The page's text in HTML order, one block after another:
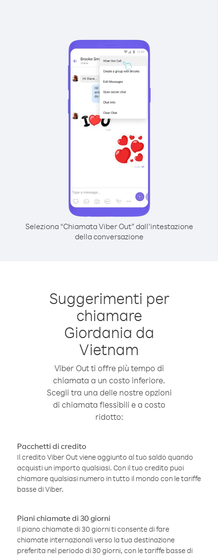
Seleziona “Chiamata Viber Out” dall’intestazione
della conversazione
Suggerimenti per
chiamare
Giordania da
Vietnam
Viber Out ti offre più tempo di
chiamata a un costo inferiore.
Scegli tra una delle nostre opzioni
di chiamata flessibili e a costo
ridotto:
Pacchetti di credito
Il credito Viber Out viene aggiunto al tuo saldo quando
acquisti un importo qualsiasi. Con il tuo credito puoi
chiamare qualsiasi numero in tutto il mondo con le tariffe
basse di Viber.
Piani chiamate di 30 giorni
Il piano chiamate di 30 giorni ti consente di fare
chiamate internazionali verso la tua destinazione
preferita nel periodo di 30 giorni, con le tariffe basse di